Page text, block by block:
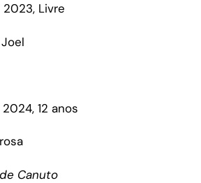
2023, Livre
2024, 12 anos
Canuto